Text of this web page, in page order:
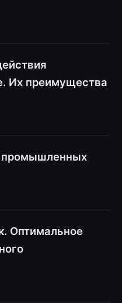
Их преимущества
промышленных
Оптимальное